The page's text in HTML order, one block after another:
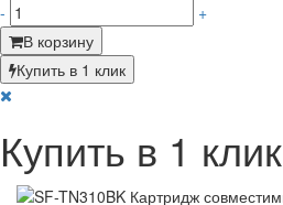
-
+
В корзину
Купить в 1 клик
Купить в 1 клик